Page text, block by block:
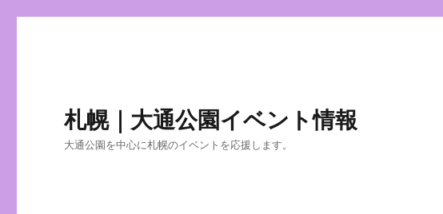
札幌｜大通公園イベント情報
大通公園を中心に札幌のイベントを応援します。